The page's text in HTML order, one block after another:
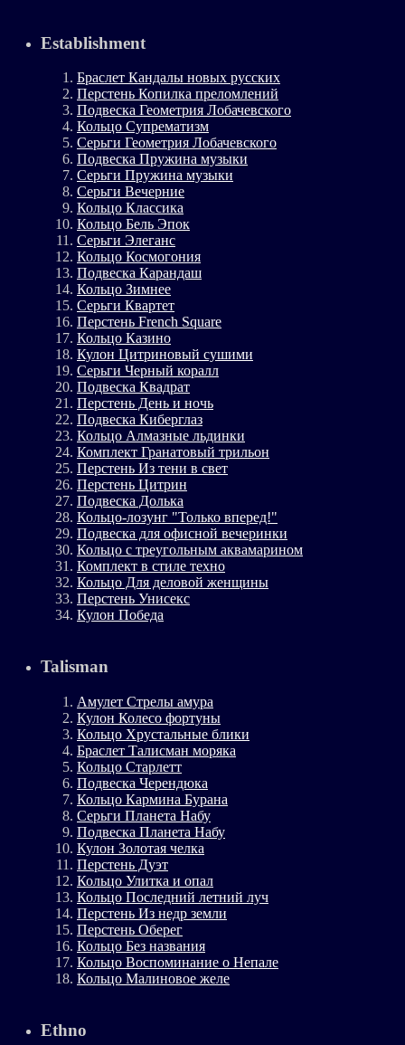
Establishment
Браслет Кандалы новых русских
Перстень Копилка преломлений
Подвеска Геометрия Лобачевского
Кольцо Супрематизм
Серьги Геометрия Лобачевского
Подвеска Пружина музыки
Серьги Пружина музыки
Серьги Вечерние
Кольцо Классика
Кольцо Бель Эпок
Серьги Элеганс
Кольцо Космогония
Подвеска Карандаш
Кольцо Зимнее
Серьги Квартет
Перстень French Square
Кольцо Казино
Кулон Цитриновый сушими
Серьги Черный коралл
Подвеска Квадрат
Перстень День и ночь
Подвеска Киберглаз
Кольцо Алмазные льдинки
Комплект Гранатовый трильон
Перстень Из тени в свет
Перстень Цитрин
Подвеска Долька
Кольцо-лозунг "Только вперед!"
Подвеска для офисной вечеринки
Кольцо с треугольным аквамарином
Комплект в стиле техно
Кольцо Для деловой женщины
Перстень Унисекс
Кулон Победа
Talisman
Амулет Стрелы амура
Кулон Колесо фортуны
Кольцо Хрустальные блики
Браслет Талисман моряка
Кольцо Старлетт
Подвеска Черендюка
Кольцо Кармина Бурана
Серьги Планета Набу
Подвеска Планета Набу
Кулон Золотая челка
Перстень Дуэт
Кольцо Улитка и опал
Кольцо Последний летний луч
Перстень Из недр земли
Перстень Оберег
Кольцо Без названия
Кольцо Воспоминание о Непале
Кольцо Малиновое желе
Ethno